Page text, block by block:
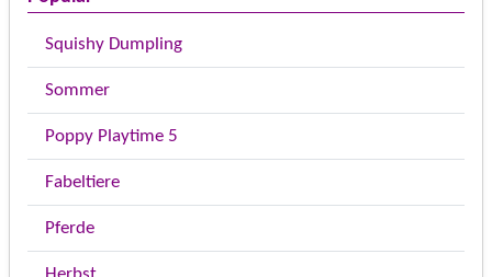
Squishy Dumpling
Sommer
Poppy Playtime 5
Fabeltiere
Pferde